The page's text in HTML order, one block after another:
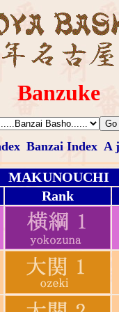
Banzuke
Banzai Index A
MAKUNOUCHI
Rank